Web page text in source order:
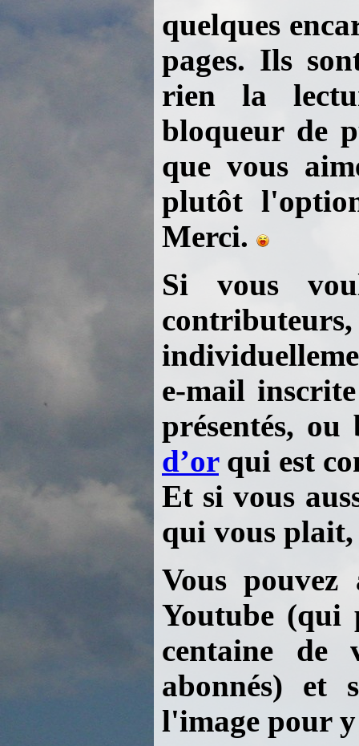
quelques
pages. Ils
rien la
bloqueur de
que vous
plutôt
Merci.
Si vous
e-mail
présentés,
d’orqui est
Et si vous
qui vous plait,
Vous
Youtube (qui
centaine de
abonnés) et
l'image pour y